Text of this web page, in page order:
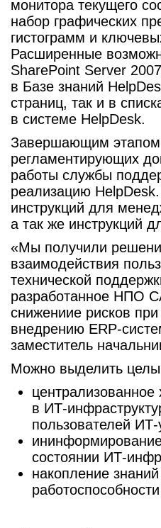
монитора текущего
набор графических
гистограмм и
Расширенные
SharePoint Server
в Базе знаний
страниц, так и в
в системе HelpDesk.
Завершающим этапом
регламентирующих
работы службы
реализацию
инструкций для
а так же инструкций
«Мы получили
взаимодействия
технической
разработанное НПО
снижениие рисков
внедрению ERP-
заместитель
Можно выделить
в
пользователей
состоянии ИТ-
накопление